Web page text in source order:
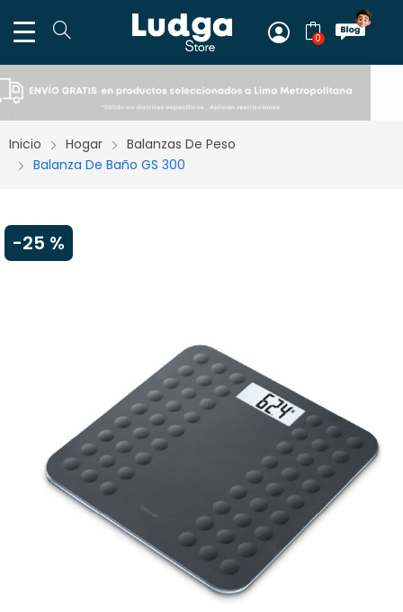
0
Inicio Hogar
Balanzas De Peso
Balanza De Baño GS 300
-25 %